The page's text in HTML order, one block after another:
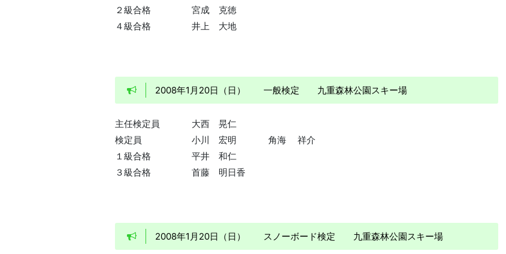
２級合格
宮成 克徳
４級合格
井上 大地
2008年1月20日（日） 一般検定 九重森林公園スキー場
主任検定員
大西 晃仁
検定員
小川 宏明
角海 祥介
１級合格
平井 和仁
３級合格
首藤 明日香
2008年1月20日（日） スノーボード検定 九重森林公園スキー場